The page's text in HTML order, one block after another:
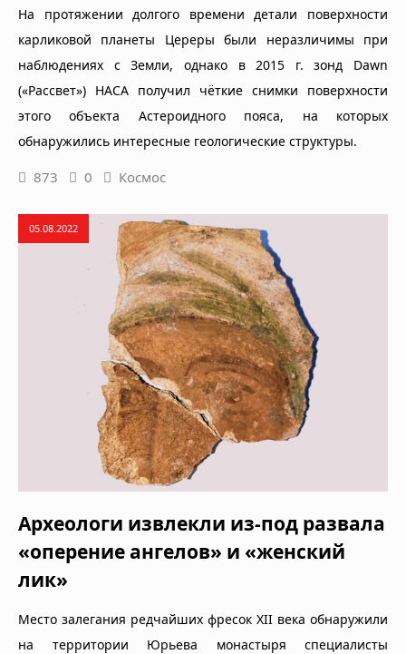
На протяжении долгого времени детали поверхности
карликовой планеты Цереры были неразличимы при
наблюдениях с Земли, однако в 2015 г. зонд Dawn
(«Рассвет») НАСА получил чёткие снимки поверхности
этого объекта Астероидного пояса, на которых
обнаружились интересные геологические структуры.
873 0 Космос
05.08.2022
Археологи извлекли из-под развала
«оперение ангелов» и «женский
лик»
Место залегания редчайших фресок XII века обнаружили
на территории Юрьева монастыря специалисты